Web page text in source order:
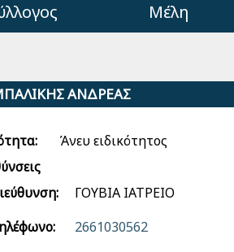
Μέλη
ΑΝΔΡΕΑΣ
Άνευ ειδικότητος
ΓΟΥΒΙΑ ΙΑΤΡΕΙΟ
2661030562